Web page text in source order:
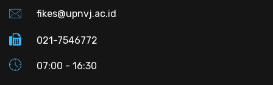
fikes@upnvj.ac.id
021-7546772
07:00 - 16:30